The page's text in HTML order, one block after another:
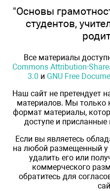
"Основы
студентов,
Все материалы
Commons Attribution-
3.0 и GNU Free
Наш сайт не претендует
материалов. Мы только
формат материалы,
доступе и
Если вы являетесь
на любой размещенный у
удалить его или
коммерческого
обратитесь для